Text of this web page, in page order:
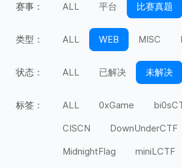
赛事： ALL 平台 比赛真题
类型： ALL WEB MISC
状态： ALL 已解决 未解决
标签： ALL 0xGame
CISCN
DownUnderCTF
MidnightFlag
miniLCTF